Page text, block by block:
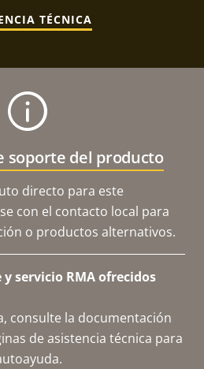
TÉCNICA
soporte del producto
directo para este
con el contacto local para
o productos alternativos.
servicio RMA ofrecidos
consulte la documentación
de asistencia técnica para